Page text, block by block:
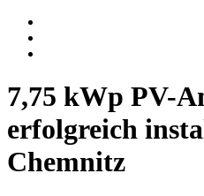
7,75 kWp PV-
erfolgreich
Chemnitz